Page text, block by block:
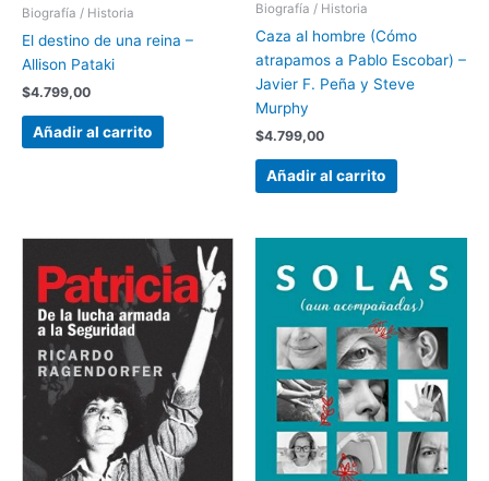
Biografía / Historia
El destino de una reina –
Allison Pataki
$4.799,00
Añadir al carrito
Biografía / Historia
Caza al hombre (Cómo
atrapamos a Pablo Escobar) –
Javier F. Peña y Steve
Murphy
$4.799,00
Añadir al carrito